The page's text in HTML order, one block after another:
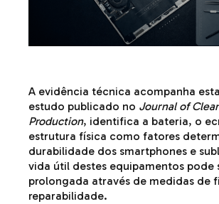
A evidência técnica acompanha
estudo publicado no Journal of
Production, identifica a bateria, o
estrutura física como fatores
durabilidade dos smartphones e
vida útil destes equipamentos pode
prolongada através de medidas de
reparabilidade.